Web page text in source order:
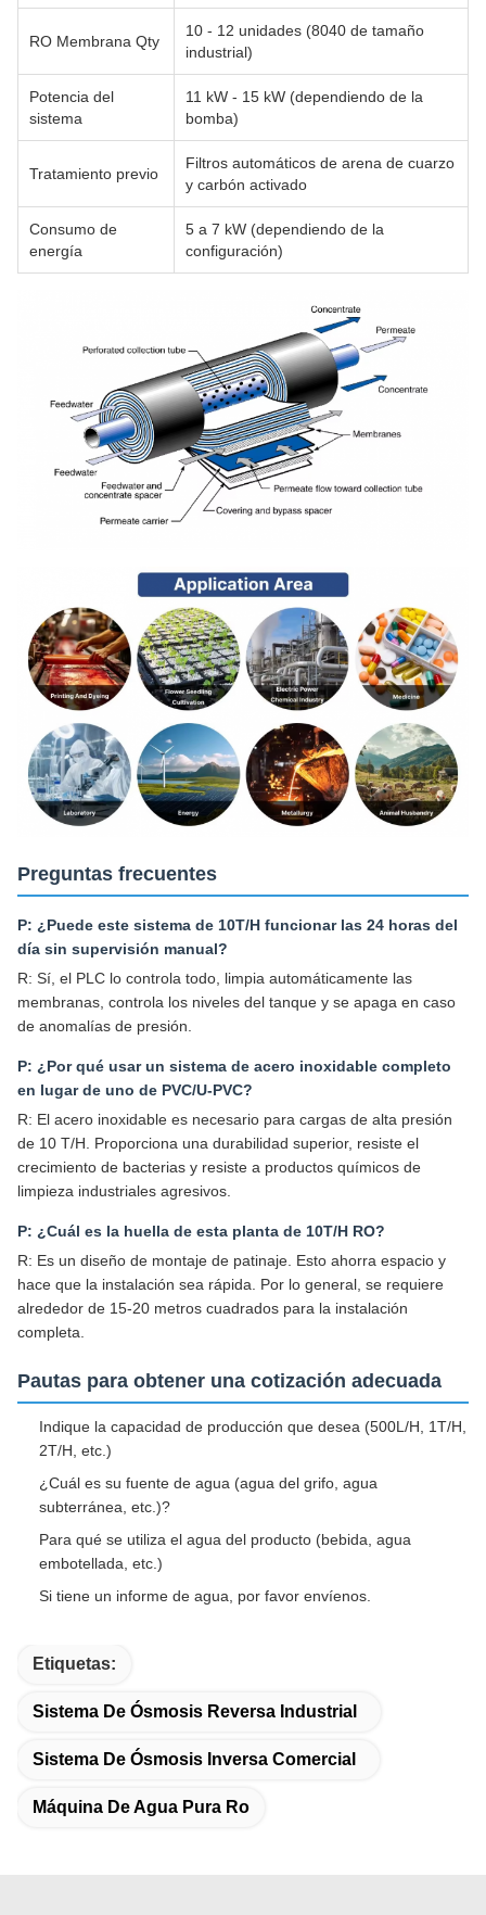
RO Membrana Qty
10 - 12 unidades (8040 de tamaño
industrial)
Potencia del
sistema
11 kW - 15 kW (dependiendo de la
bomba)
Tratamiento previo
Filtros automáticos de arena de cuarzo
y carbón activado
Consumo de
energía
5 a 7 kW (dependiendo de la
configuración)
Preguntas frecuentes
P: ¿Puede este sistema de 10T/H funcionar las 24 horas del
día sin supervisión manual?
R: Sí, el PLC lo controla todo, limpia automáticamente las
membranas, controla los niveles del tanque y se apaga en caso
de anomalías de presión.
P: ¿Por qué usar un sistema de acero inoxidable completo
en lugar de uno de PVC/U-PVC?
R: El acero inoxidable es necesario para cargas de alta presión
de 10 T/H. Proporciona una durabilidad superior, resiste el
crecimiento de bacterias y resiste a productos químicos de
limpieza industriales agresivos.
P: ¿Cuál es la huella de esta planta de 10T/H RO?
R: Es un diseño de montaje de patinaje. Esto ahorra espacio y
hace que la instalación sea rápida. Por lo general, se requiere
alrededor de 15-20 metros cuadrados para la instalación
completa.
Pautas para obtener una cotización adecuada
Indique la capacidad de producción que desea (500L/H, 1T/H,
2T/H, etc.)
¿Cuál es su fuente de agua (agua del grifo, agua
subterránea, etc.)?
Para qué se utiliza el agua del producto (bebida, agua
embotellada, etc.)
Si tiene un informe de agua, por favor envíenos.
Etiquetas:
Sistema De Ósmosis Reversa Industrial
Sistema De Ósmosis Inversa Comercial
Máquina De Agua Pura Ro